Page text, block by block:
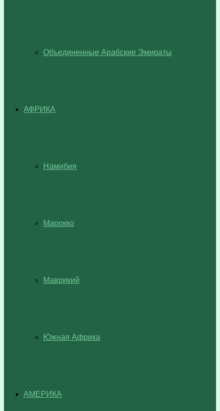
Объединенные Арабские Эмираты
АФРИКА
Намибия
Марокко
Маврикий
Южная Африка
АМЕРИКА